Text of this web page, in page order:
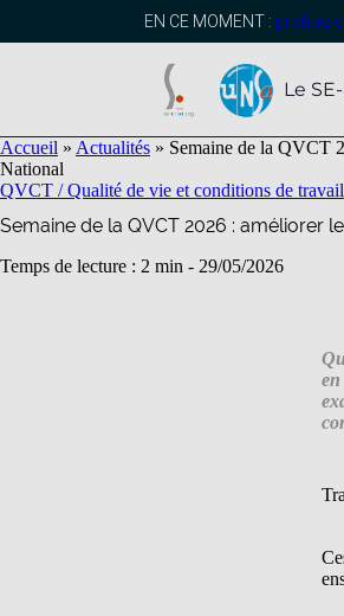
EN CE MOMENT : profitez
Le
Accueil » Actualités » Semaine de la QVCT
National
QVCT / Qualité de vie et conditions de travail
Semaine de la QVCT 2026 : améliorer
Temps de lecture : 2 min - 29/05/2026